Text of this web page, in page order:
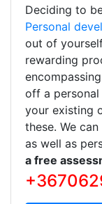
Deciding to
Personal
out of
rewarding
off a
your existing
these. We
as well as
a free